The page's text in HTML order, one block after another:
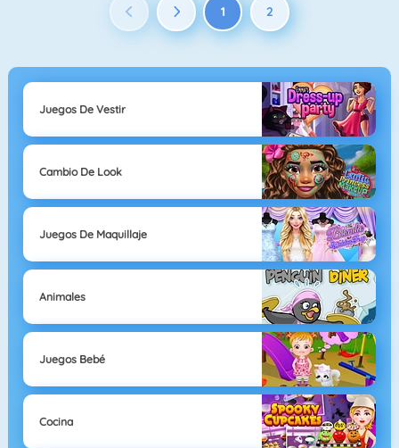
1 2
Juegos De Vestir
Cambio De Look
Juegos De Maquillaje
Animales
Juegos Bebé
Cocina